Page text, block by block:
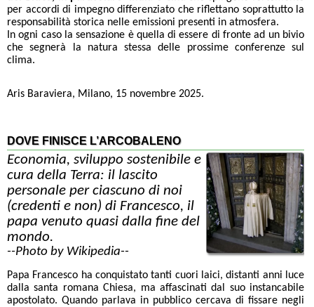
per accordi di impegno differenziato che riflettano soprattutto la
responsabilità storica nelle emissioni presenti in atmosfera.
In ogni caso la sensazione è quella di essere di fronte ad un bivio
che segnerà la natura stessa delle prossime conferenze sul
clima.
Aris Baraviera, Milano, 15 novembre 2025.
DOVE FINISCE L’ARCOBALENO
Economia, sviluppo sostenibile e
cura della Terra: il lascito
personale per ciascuno di noi
(credenti e non) di Francesco, il
papa venuto quasi dalla fine del
mondo.
--Photo by Wikipedia--
Papa Francesco ha conquistato tanti cuori laici, distanti anni luce
dalla santa romana Chiesa, ma affascinati dal suo instancabile
apostolato. Quando parlava in pubblico cercava di fissare negli